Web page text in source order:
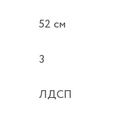
52 см
3
ЛДСП